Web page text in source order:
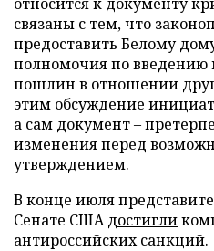
связаны с тем, что
предоставить Белому
полномочия по введению
пошлин в отношении
этим обсуждение
а сам документ –
изменения перед
утверждением.
В конце июля
Сенате СШАдостигли
антироссийских санкций.